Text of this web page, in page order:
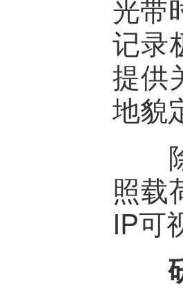
光带
记录
提供
地貌
除
照载
IP可
研